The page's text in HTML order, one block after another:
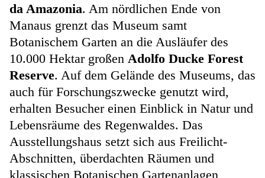
da Amazonia. Am nördlichen Ende von
Manaus grenzt das Museum samt
Botanischem Garten an die Ausläufer des
10.000 Hektar großen Adolfo Ducke Forest
Reserve. Auf dem Gelände des Museums, das
auch für Forschungszwecke genutzt wird,
erhalten Besucher einen Einblick in Natur und
Lebensräume des Regenwaldes. Das
Ausstellungshaus setzt sich aus Freilicht-
Abschnitten, überdachten Räumen und
klassischen Botanischen Gartenanlagen